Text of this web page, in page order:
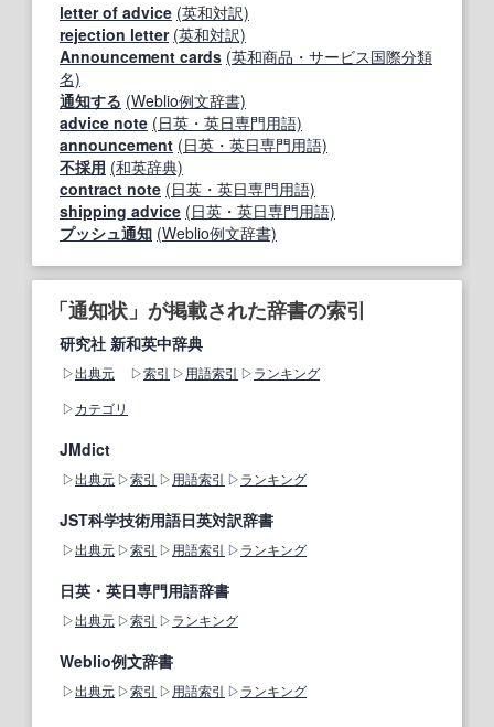
letter of advice (英和対訳)
rejection letter (英和対訳)
Announcement cards (英和商品・サービス国際分類
名)
通知する (Weblio例文辞書)
advice note (日英・英日専門用語)
announcement (日英・英日専門用語)
不採用 (和英辞典)
contract note (日英・英日専門用語)
shipping advice (日英・英日専門用語)
プッシュ通知 (Weblio例文辞書)
「通知状」が掲載された辞書の索引
研究社 新和英中辞典
出典元 索引 用語索引
ランキング
カテゴリ
JMdict
出典元 索引 用語索引 ランキング
JST科学技術用語日英対訳辞書
出典元 索引 用語索引 ランキング
日英・英日専門用語辞書
出典元 索引 ランキング
Weblio例文辞書
出典元 索引 用語索引 ランキング